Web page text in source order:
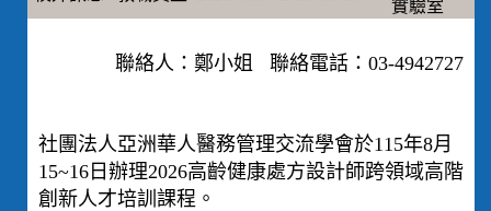
實驗室
聯絡人：鄭小姐 聯絡電話：03-4942727
社團法人亞洲華人醫務管理交流學會於115年8月
15~16日辦理2026高齡健康處方設計師跨領域高階
創新人才培訓課程。